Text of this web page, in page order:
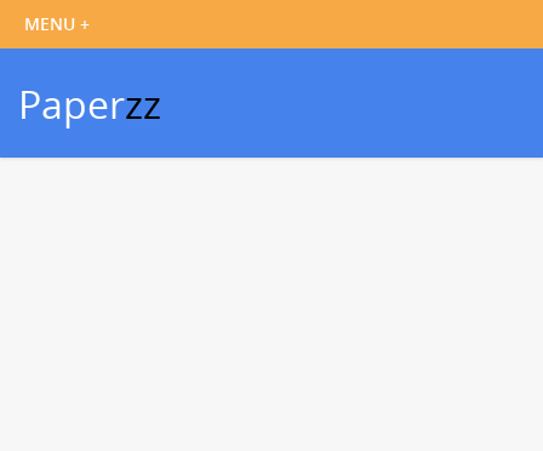
Paperzz